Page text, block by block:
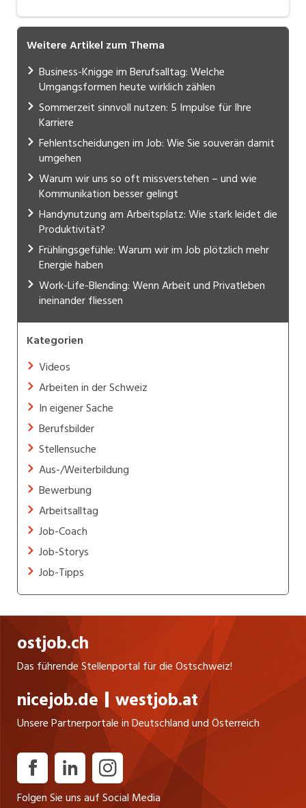
Weitere Artikel zum Thema
Business-Knigge im Berufsalltag: Welche
Umgangsformen heute wirklich zählen
Sommerzeit sinnvoll nutzen: 5 Impulse für Ihre
Karriere
Fehlentscheidungen im Job: Wie Sie souverän damit
umgehen
Warum wir uns so oft missverstehen – und wie
Kommunikation besser gelingt
Handynutzung am Arbeitsplatz: Wie stark leidet die
Produktivität?
Frühlingsgefühle: Warum wir im Job plötzlich mehr
Energie haben
Work-Life-Blending: Wenn Arbeit und Privatleben
ineinander fliessen
Kategorien
Videos
Arbeiten in der Schweiz
In eigener Sache
Berufsbilder
Stellensuche
Aus-/Weiterbildung
Bewerbung
Arbeitsalltag
Job-Coach
Job-Storys
Job-Tipps
ostjob.ch
Das führende Stellenportal für die Ostschweiz!
nicejob.de westjob.at
Unsere Partnerportale in Deutschland und Österreich
Folgen Sie uns auf Social Media